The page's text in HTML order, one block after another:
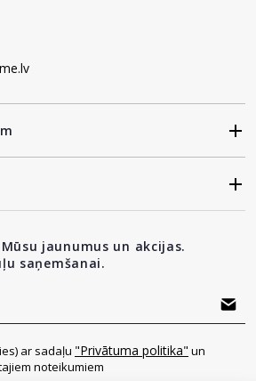
jaunumus un akcijas.
saņemšanai.
ar sadaļu "Privātuma politika" un
noteikumiem